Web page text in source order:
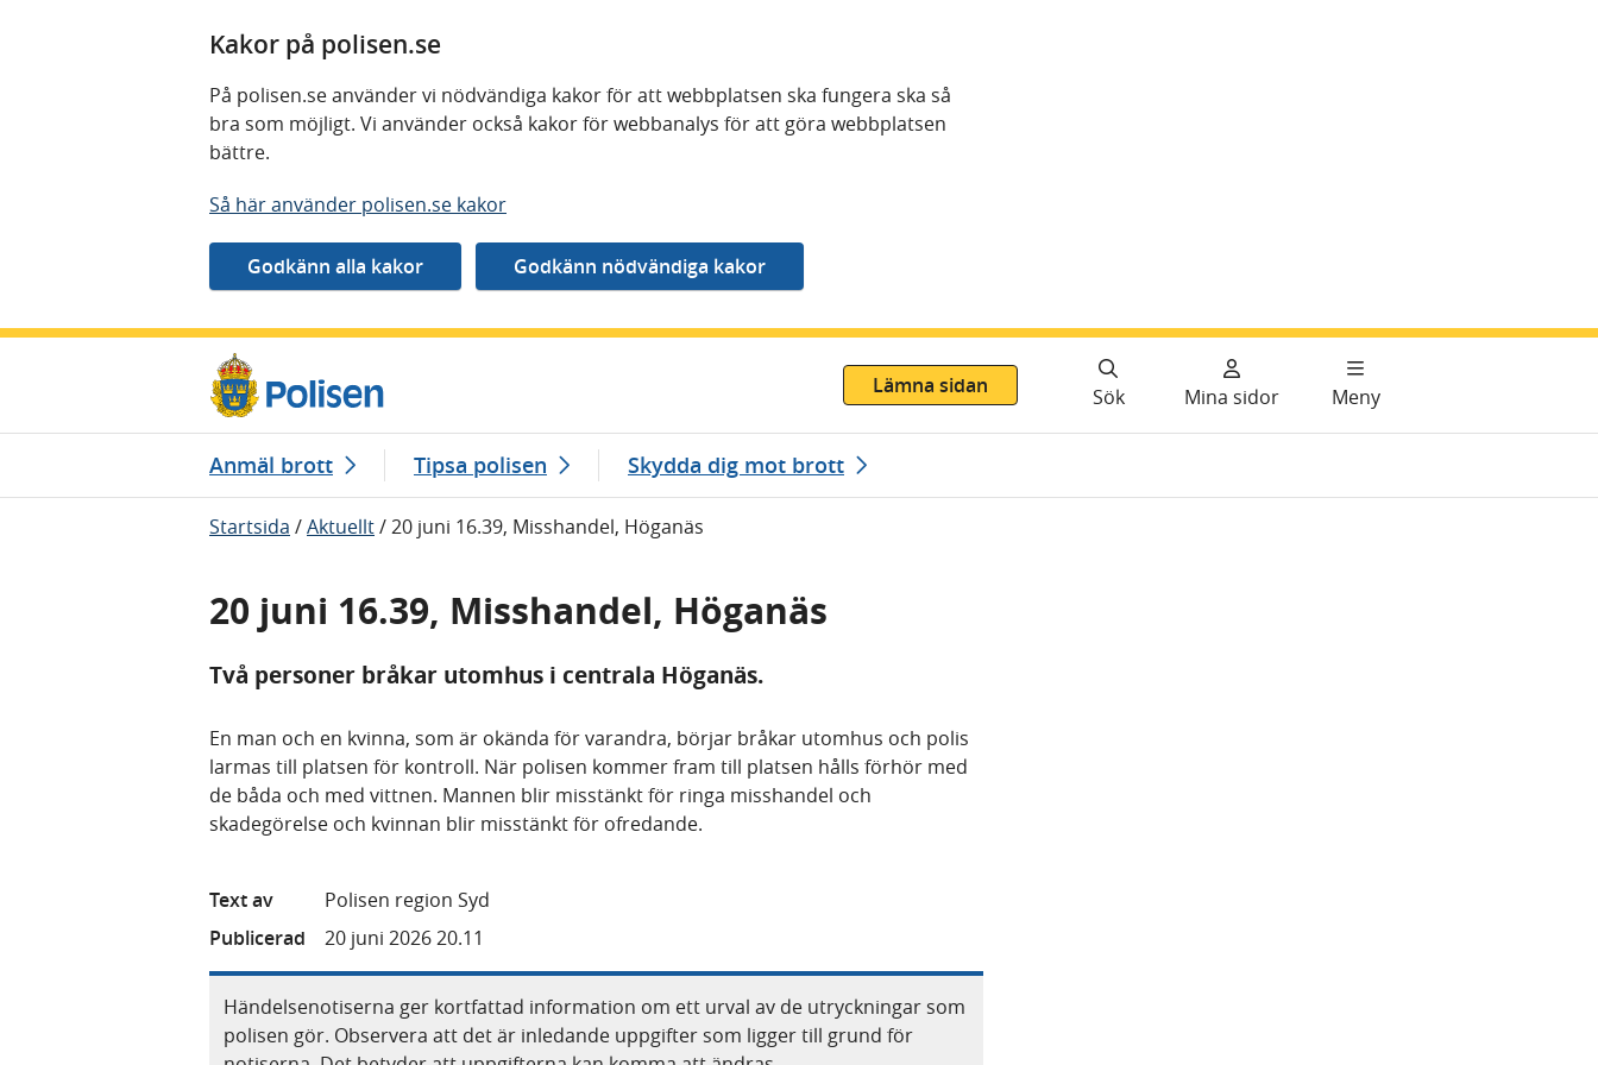
Kakor på polisen.se
På polisen.se använder vi nödvändiga kakor för att webbplatsen ska fungera ska så
bra som möjligt. Vi använder också kakor för webbanalys för att göra webbplatsen
bättre.
Så här använder polisen.se kakor
Lämna sidan
Sök Mina sidor Meny
Anmäl brott Tipsa polisen Skydda dig mot brott
Startsida /Aktuellt/20 juni 16.39, Misshandel, Höganäs
20 juni 16.39, Misshandel, Höganäs
Två personer bråkar utomhus i centrala Höganäs.
En man och en kvinna, som är okända för varandra, börjar bråkar utomhus och polis
larmas till platsen för kontroll. När polisen kommer fram till platsen hålls förhör med
de båda och med vittnen. Mannen blir misstänkt för ringa misshandel och
skadegörelse och kvinnan blir misstänkt för ofredande.
Text av
Polisen region Syd
Publicerad
20 juni 2026 20.11
Händelsenotiserna ger kortfattad information om ett urval av de utryckningar som
polisen gör. Observera att det är inledande uppgifter som ligger till grund för